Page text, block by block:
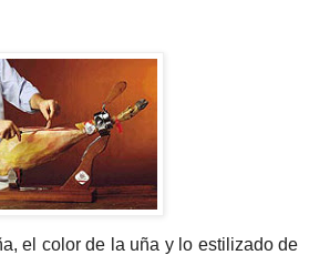
el color de la uña y lo estilizado de